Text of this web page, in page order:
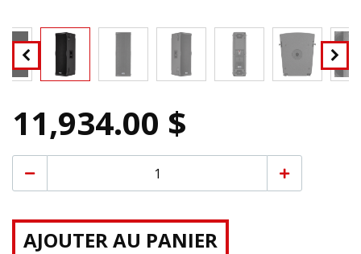
11,934.00 $
AJOUTER AU PANIER